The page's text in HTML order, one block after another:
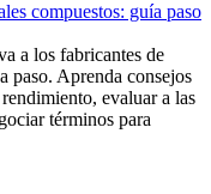
compuestos: guía paso
a los fabricantes de
paso. Aprenda consejos
evaluar a las
términos para